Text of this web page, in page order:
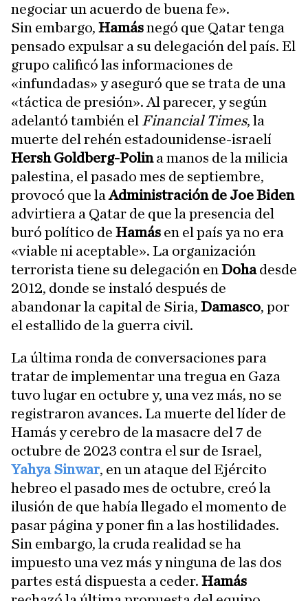
negociar un acuerdo de buena fe».
Sin embargo, Hamásnegó que Qatar tenga
pensado expulsar a su delegación del país. El
grupo calificó las informaciones de
«infundadas» y aseguró que se trata de una
«táctica de presión». Al parecer, y según
adelantó también el Financial Times, la
muerte del rehén estadounidense-israelí
Hersh Goldberg-Polina manos de la milicia
palestina, el pasado mes de septiembre,
provocó que laAdministración de Joe Biden
advirtiera a Qatar de que la presencia del
buró político de Hamás en el país ya no era
«viable ni aceptable». La organización
terrorista tiene su delegación en Dohadesde
2012, donde se instaló después de
abandonar la capital de Siria, Damasco, por
el estallido de la guerra civil.
La última ronda de conversaciones para
tratar de implementar una tregua en Gaza
tuvo lugar en octubre y, una vez más, no se
registraron avances. La muerte del líder de
Hamás y cerebro de la masacre del 7 de
octubre de 2023 contra el sur de Israel,
Yahya Sinwar, en un ataque del Ejército
hebreo el pasado mes de octubre, creó la
ilusión de que había llegado el momento de
pasar página y poner fin a las hostilidades.
Sin embargo, la cruda realidad se ha
impuesto una vez más y ninguna de las dos
partes está dispuesta a ceder. Hamás